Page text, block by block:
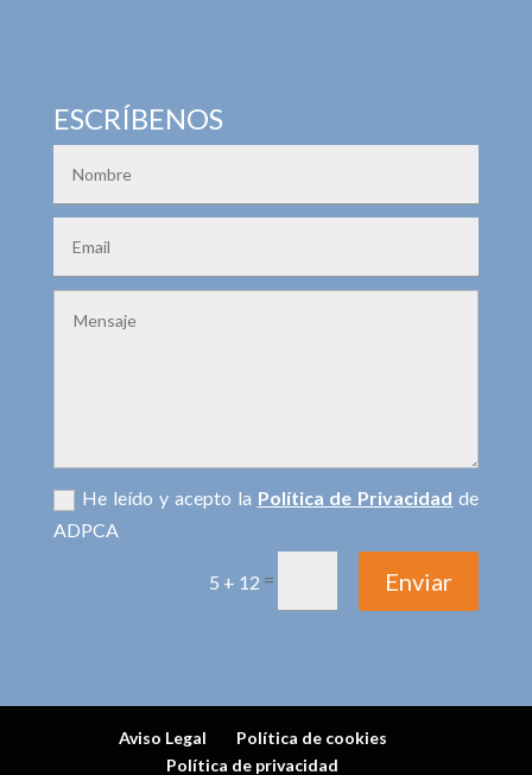
ESCRÍBENOS
He leído y acepto la Política de Privacidad de
ADPCA
5 + 12 = Enviar
Aviso Legal
Política de cookies
Política de privacidad